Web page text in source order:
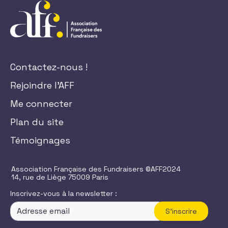
Contactez-nous !
Rejoindre l'AFF
Me connecter
Plan du site
Témoignages
Association Française des Fundraisers ©AFF2024
14, rue de Liège 75009 Paris
Inscrivez-vous à la newsletter :
S'inscrire